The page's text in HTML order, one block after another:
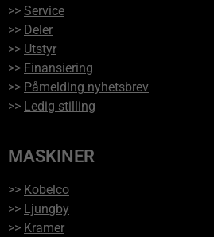
>> Service
>> Deler
>> Utstyr
>> Finansiering
>> Påmelding nyhetsbrev
>> Ledig stilling
MASKINER
>> Kobelco
>> Ljungby
>> Kramer